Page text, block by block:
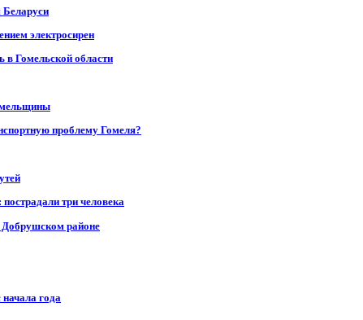
Беларуси
электросирен
в Гомельской области
проблему Гомеля?
три человека
Добрушском районе
года